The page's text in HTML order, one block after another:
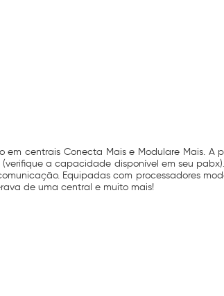
centrais Conecta Mais e Modulare Mais.
a capacidade disponível em seu
Equipadas com processadores
de uma central e muito mais!